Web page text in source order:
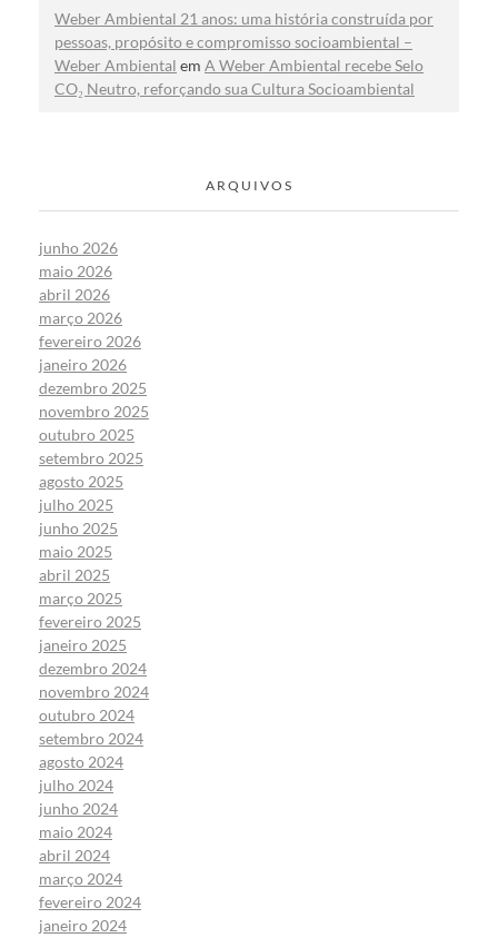
Weber Ambiental 21 anos: uma história construída por
pessoas, propósito e compromisso socioambiental –
Weber Ambiental em A Weber Ambiental recebe Selo
CO₂ Neutro, reforçando sua Cultura Socioambiental
ARQUIVOS
junho 2026
maio 2026
abril 2026
março 2026
fevereiro 2026
janeiro 2026
dezembro 2025
novembro 2025
outubro 2025
setembro 2025
agosto 2025
julho 2025
junho 2025
maio 2025
abril 2025
março 2025
fevereiro 2025
janeiro 2025
dezembro 2024
novembro 2024
outubro 2024
setembro 2024
agosto 2024
julho 2024
junho 2024
maio 2024
abril 2024
março 2024
fevereiro 2024
janeiro 2024